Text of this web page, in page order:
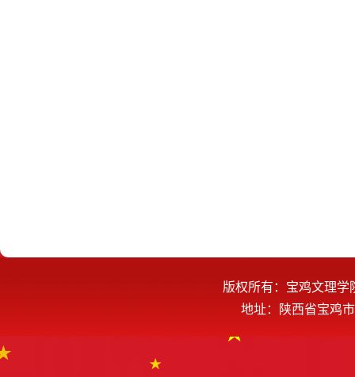
版权所有：宝鸡文理
地址：陕西省宝鸡